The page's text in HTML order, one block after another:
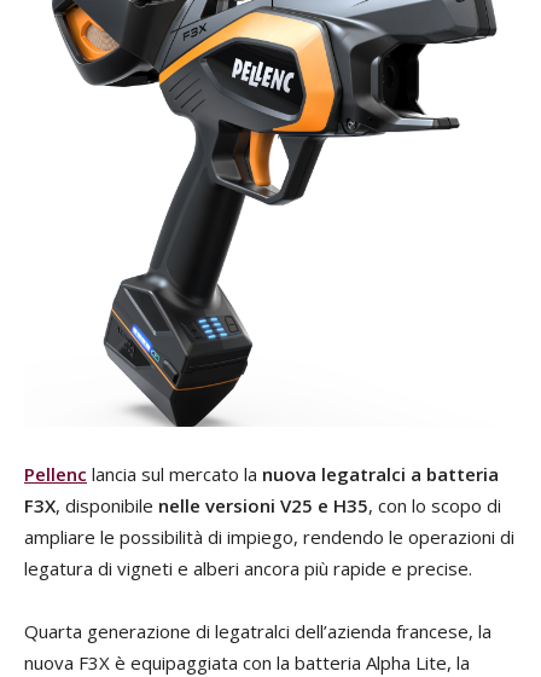
Pellenc lancia sul mercato la nuova legatralci a batteria
F3X, disponibile nelle versioni V25 e H35, con lo scopo di
ampliare le possibilità di impiego, rendendo le operazioni di
legatura di vigneti e alberi ancora più rapide e precise.
Quarta generazione di legatralci dell’azienda francese, la
nuova F3X è equipaggiata con la batteria Alpha Lite, la